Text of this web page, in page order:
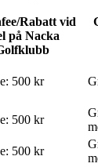
Rabatt vid
på Nacka
500 kr
500 kr
500 kr